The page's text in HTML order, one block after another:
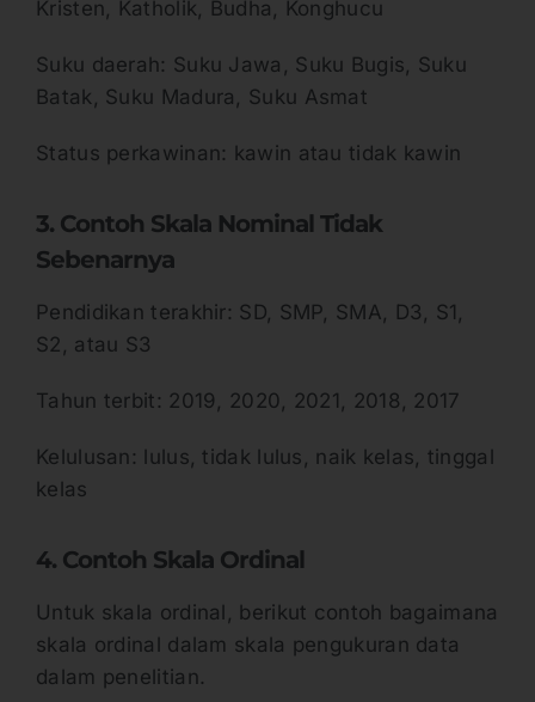
Kristen, Katholik, Budha, Konghucu
Suku daerah: Suku Jawa, Suku Bugis, Suku
Batak, Suku Madura, Suku Asmat
Status perkawinan: kawin atau tidak kawin
3. Contoh Skala Nominal Tidak
Sebenarnya
Pendidikan terakhir: SD, SMP, SMA, D3, S1,
S2, atau S3
Tahun terbit: 2019, 2020, 2021, 2018, 2017
Kelulusan: lulus, tidak lulus, naik kelas, tinggal
kelas
4. Contoh Skala Ordinal
Untuk skala ordinal, berikut contoh bagaimana
skala ordinal dalam skala pengukuran data
dalam penelitian.